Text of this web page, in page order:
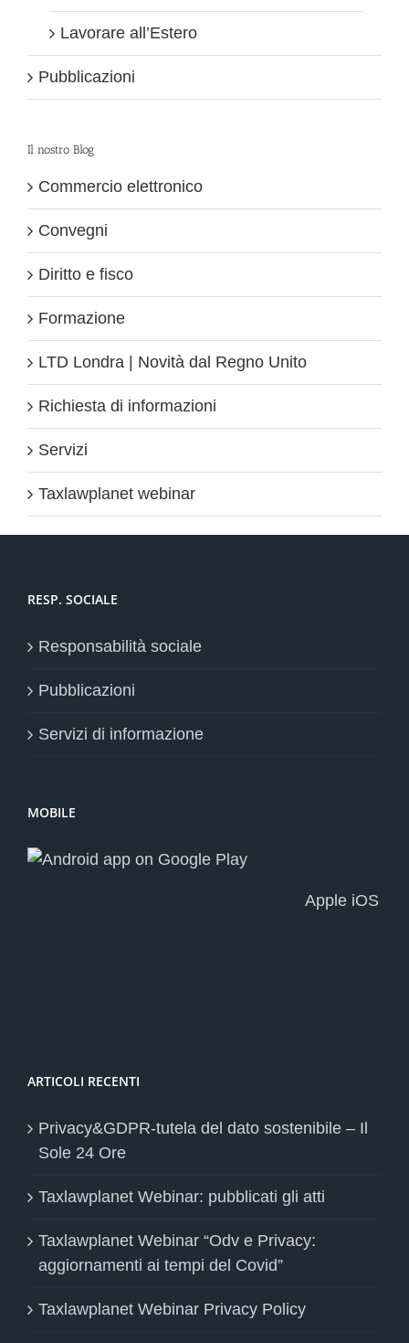
Lavorare all’Estero
Pubblicazioni
Il nostro Blog
Commercio elettronico
Convegni
Diritto e fisco
Formazione
LTD Londra | Novità dal Regno Unito
Richiesta di informazioni
Servizi
Taxlawplanet webinar
RESP. SOCIALE
Responsabilità sociale
Pubblicazioni
Servizi di informazione
MOBILE
Apple iOS
ARTICOLI RECENTI
Privacy&GDPR-tutela del dato sostenibile – Il
Sole 24 Ore
Taxlawplanet Webinar: pubblicati gli atti
Taxlawplanet Webinar “Odv e Privacy:
aggiornamenti ai tempi del Covid”
Taxlawplanet Webinar Privacy Policy